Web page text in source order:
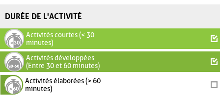
DURÉE DE L'ACTIVITÉ
Activités courtes (< 30
minutes)
Activités développées
(Entre 30 et 60 minutes)
Activités élaborées (> 60
minutes)